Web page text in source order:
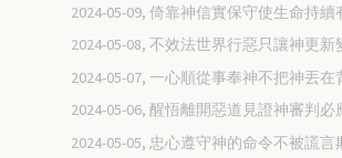
2024-05-09, 倚靠神信實保守使生命持續
2024-05-08, 不效法世界行惡只讓神更新
2024-05-07, 一心順從事奉神不把神丟在
2024-05-06, 醒悟離開惡道見證神審判必
2024-05-05, 忠心遵守神的命令不被謊言